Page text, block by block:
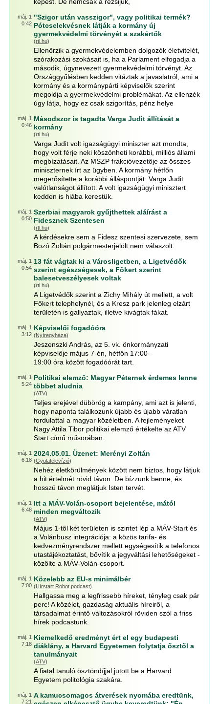
máj. 1
0:42
"Szigor után vasszigor", vagy politikai termék?
Pótcselekvésnek látják a kormány új
gyermekvédelmi törvényét a szakértők
(rtl.hu)
Ellenőrzik a gyermekvédelemben dolgozók életvitelét,
szórakozási szokásait is, ha a Parlament elfogadja a
második, úgynevezett gyermekvédelmi törvényt. Az
Országgyűlésben kedden vitáztak a javaslatról, ami a
kormány és a kormánypárti képviselők szerint
megoldja a gyermekvédelmi problémákat. Az ellenzék
úgy látja, hogy ez csak szigorítás, pénz helye
máj. 1
0:46
Másodszor is tagadta Varga Judit állítását a
kormány
(rtl.hu)
Varga Judit volt igazságügyi miniszter azt mondta,
hogy volt férje neki köszönheti korábbi, milliós állami
megbízatásait. Az MSZP frakcióvezetője az összes
miniszternek írt az ügyben. A kormány hétfőn
megerősítette a korábbi álláspontját: Varga Judit
valótlanságot állított. A volt igazságügyi minisztert
kedden is hiába kerestük.
máj. 1
0:50
Szerbiai magyarok gyűjthettek aláírást a
Fidesznek Szentesen
(rtl.hu)
A kérdésekre sem a Fidesz szentesi szervezete, sem
Bozó Zoltán polgármesterjelölt nem válaszolt.
máj. 1
0:54
13 fát vágtak ki a Városligetben, a Ligetvédők
szerint egészségesek, a Főkert szerint
balesetveszélyesek voltak
(rtl.hu)
A Ligetvédők szerint a Zichy Mihály út mellett, a volt
Főkert telephelynél, és a Kresz park jelenleg elzárt
területén is gallyaztak, illetve kivágtak fákat.
máj. 1
3:12
Képviselői fogadóóra
(Nyíregyháza)
Jeszenszki András, az 5. vk. önkormányzati
képviselője május 7-én, hétfőn 17:00-
19:00 óra között fogadóórát tart.
máj. 1
5:24
Politikai elemző: Magyar Péternek érdemes lenne
többet aludnia
(ATV)
Teljes erejével dübörög a kampány, ami azt is jelenti,
hogy naponta találkozunk újabb és újabb váratlan
fordulattal a magyar közéletben. A fejleményeket
Nagy Attila Tibor politikai elemző értékelte az ATV
Start című műsorában.
máj. 1
6:18
2024.05.01. Üzenet: Merényi Zoltán
(Gyulatelevízió)
Nehéz életkörülmények között nem biztos, hogy látjuk
a hit értelmét rövid távon. De bízzunk benne, és
hosszú távon meglátjuk Isten tervét.
máj. 1
6:48
Itt a MÁV-Volán-csoport bejelentése, mától
minden megváltozik
(ATV)
Május 1-től két területen is szintet lép a MÁV-Start és
a Volánbusz integrációja: a közös tarifa- és
kedvezményrendszer mellett egységesítik a telefonos
utastájékoztatást, bővítik a jegyváltási lehetőségeket -
közölte a MÁV-Volán-csoport.
máj. 1
7:00
Közelebb az EU-s minimálbér
(Hírstart Robot podcast)
Hallgassa meg a legfrissebb híreket, tényleg csak pár
perc! A közélet, gazdaság aktuális híreiről, a
társadalmat érintő változásokról röviden szól a friss
hírek podcastunk.
máj. 1
7:18
Kiemelkedő eredményt ért el egy budapesti
diáklány, a Harvard Egyetemen folytatja ősztől a
tanulmányait
(ATV)
A fiatal tanuló ösztöndíjjal jutott be a Harvard
Egyetem politológia szakára.
máj. 1
7:21
A kamucsomagos átverések nyomába eredtünk,